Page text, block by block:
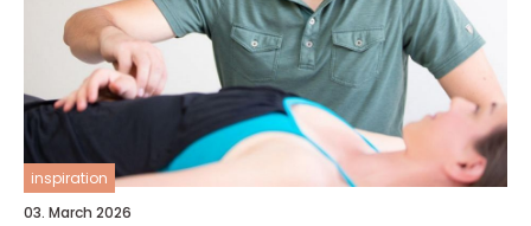
inspiration
03. March 2026